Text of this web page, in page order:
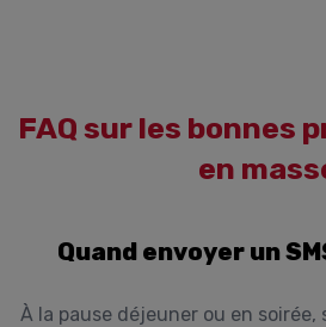
FAQ sur les bonnes
en
Quand envoyer un
À la pause déjeuner ou en soirée,